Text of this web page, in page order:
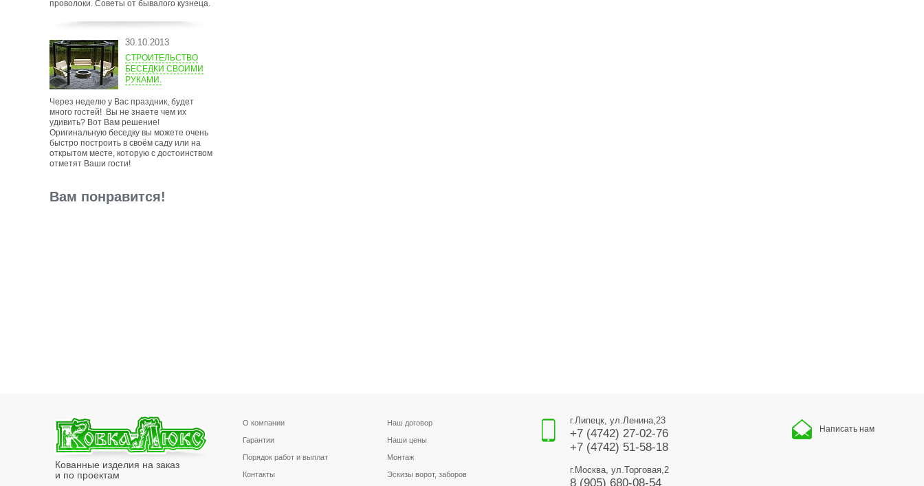
проволоки. Советы от бывалого кузнеца.
30.10.2013
СТРОИТЕЛЬСТВО
БЕСЕДКИ СВОИМИ
РУКАМИ.
Через неделю у Вас праздник, будет
много гостей! Вы не знаете чем их
удивить? Вот Вам решение!
Оригинальную беседку вы можете очень
быстро построить в своём саду или на
открытом месте, которую с достоинством
отметят Ваши гости!
Вам понравится!
Кованные изделия на заказ
и по проектам
О компании Наш договор
Гарантии Наши цены
Порядок работ и выплат Монтаж
Контакты Эскизы ворот, заборов
г.Липецк, ул.Ленина,23
+7 (4742) 27-02-76
+7 (4742) 51-58-18
г.Москва, ул.Торговая,2
8 (905) 680-08-54
Написать нам